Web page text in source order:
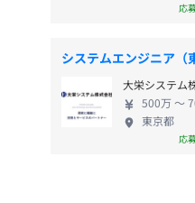
応
システムエンジニア（
大栄システム
500万 〜
東京都
応